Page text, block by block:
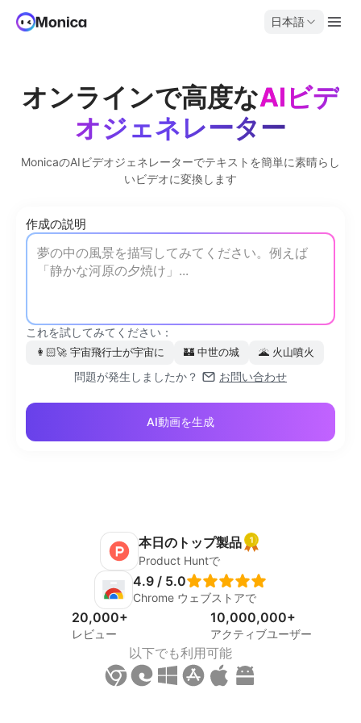
日本語
オンラインで高度なAIビデ
オジェネレーター
MonicaのAIビデオジェネレーターでテキストを簡単に素晴らし
いビデオに変換します
作成の説明
これを試してみてください：
👩🏻‍🚀 宇宙飛行士が宇宙に 🏰 中世の城 🌋 火山噴火
問題が発生しましたか？ お問い合わせ
AI動画を生成
本日のトップ製品
Product Huntで
4.9 / 5.0
Chrome ウェブストアで
20,000+
レビュー
10,000,000+
アクティブユーザー
以下でも利用可能